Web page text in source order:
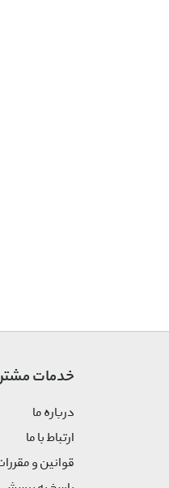
خدمات
درباره ما
ارتباط با ما
قوانین و